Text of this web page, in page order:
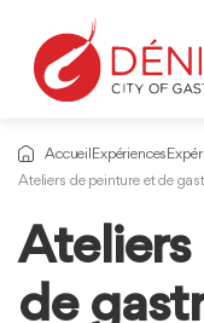
Accueil Expériences
Ateliers de peinture et de
de